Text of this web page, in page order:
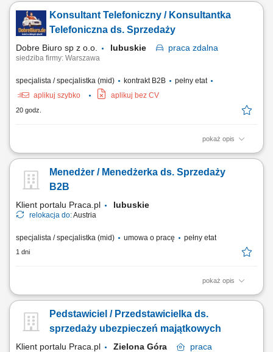
organizacja własnej aktywności i kalendarza spotkań.
Konsultant Telefoniczny / Konsultantka
Telefoniczna ds. Sprzedaży
Dobre Biuro sp z o.o. lubuskie praca zdalna
siedziba firmy: Warszawa
specjalista / specjalistka (mid) kontrakt B2B
pełny etat
aplikuj szybko
aplikuj bez CV
20 godz.
pokaż opis
Opis stanowiska: Prowadzenie telefonicznych rozmów z klientami
przygotowywanie ofert dopasowanych do potrzeb klientów.
Finalizowanie sprzedaży i zawieranie umów. Monitorowanie płatności
Menedżer / Menedżerka ds. Sprzedaży
B2B
Klient portalu Praca.pl lubuskie
relokacja do:Austria
specjalista / specjalistka (mid) umowa o pracę pełny etat
1 dni
pokaż opis
Sprzedaż szerokiej gamy nowych i używanych pojazdów użytkowych
doradztwo dla klientów B2B w zakresie zarządzania flotą oraz
finansowania; Aktywne rozwijanie i pozyskiwanie nowych rynków
Pedstawiciel / Przedstawicielka ds.
sprzedaży ubezpieczeń majątkowych
Klient portalu Praca.pl Zielona Góra
praca